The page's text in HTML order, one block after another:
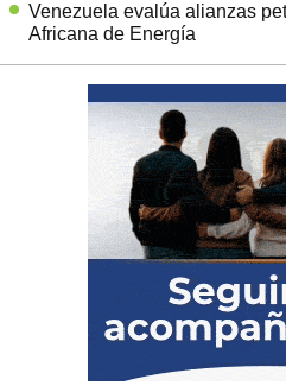
Venezuela evalúa alianzas
Africana de Energía